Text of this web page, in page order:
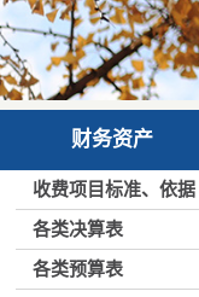
财务资产
收费项目标准、依据
各类决算表
各类预算表